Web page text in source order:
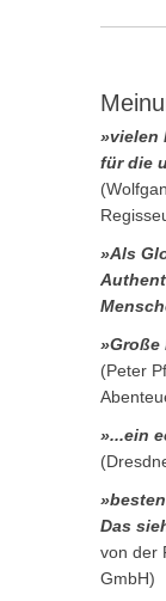
»vielen
für die
»Als
(Peter
»...ein
Das
von der
GmbH)